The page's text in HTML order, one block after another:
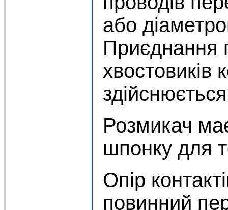
або
Приєднання
хвостовиків
Розмикач
шпонку для
Опір
повинний